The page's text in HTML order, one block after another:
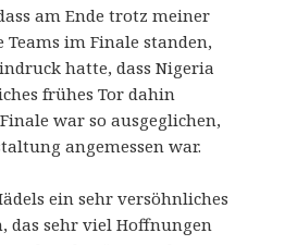
am Ende trotz meiner
im Finale standen,
hatte, dass Nigeria
frühes Tor dahin
war so ausgeglichen,
angemessen war.
ein sehr versöhnliches
das sehr viel Hoffnungen